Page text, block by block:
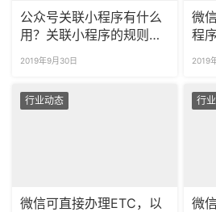
公众号关联小程序有什么
用？关联小程序的规则有
2019年9月30日
微
程
2019
行业动态
微信可直接办理ETC，以
行
微